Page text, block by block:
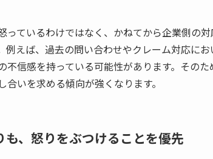
っているわけではなく、かねてから企業側の
例えば、過去の問い合わせやクレーム対応に
不信感を持っている可能性があります。その
合いを求める傾向が強くなります。
も、怒りをぶつけることを優先